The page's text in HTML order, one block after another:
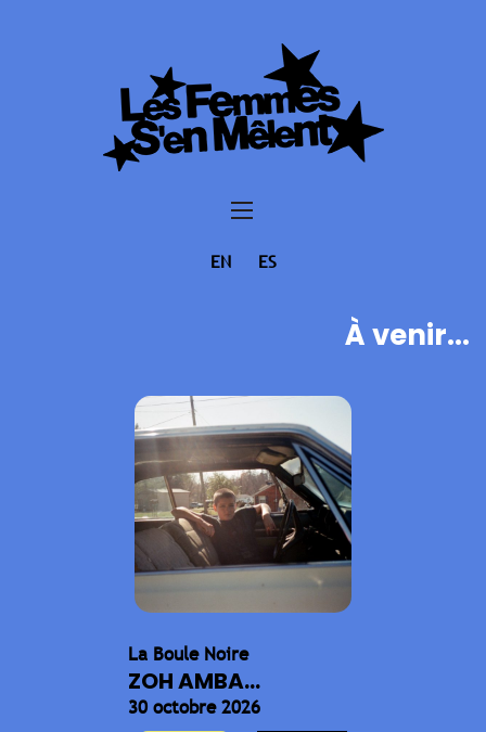
EN ES
À venir...
La Boule Noire
ZOH AMBA...
30 octobre 2026